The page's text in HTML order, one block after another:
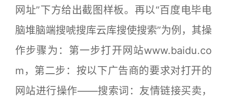
网址”下方给出截图样板。再以“百度电毕电
脑堆脑端搜唬搜库云库搜使搜索”为例，其操
作步骤为：第一步打开网站www.baidu.co
m，第二步：按以下广告商的要求对打开的
网站进行操作——搜索词：友情链接买卖，